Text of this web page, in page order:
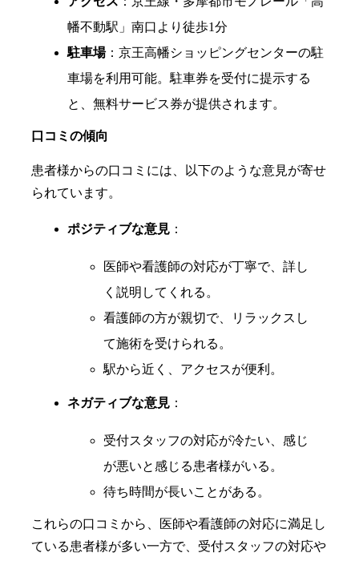
幡不動駅」南口より徒歩1分
駐車場：京王高幡ショッピングセンターの駐
車場を利用可能。駐車券を受付に提示する
と、無料サービス券が提供されます。
口コミの傾向
患者様からの口コミには、以下のような意見が寄せ
られています。
ポジティブな意見 ：
医師や看護師の対応が丁寧で、詳し
く説明してくれる。
看護師の方が親切で、リラックスし
て施術を受けられる。
駅から近く、アクセスが便利。
ネガティブな意見 ：
受付スタッフの対応が冷たい、感じ
が悪いと感じる患者様がいる。
待ち時間が長いことがある。
これらの口コミから、医師や看護師の対応に満足し
ている患者様が多い一方で、受付スタッフの対応や